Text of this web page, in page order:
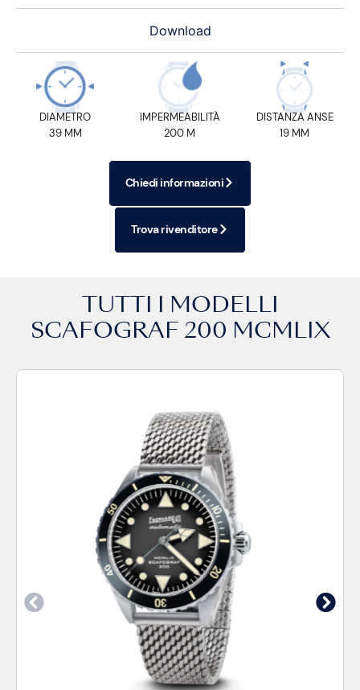
Download
DIAMETRO
39 MM
IMPERMEABILITÀ
200 M
DISTANZA ANSE
19 MM
Chiedi informazioni
Trova rivenditore
TUTTI I MODELLI
SCAFOGRAF 200 MCMLIX